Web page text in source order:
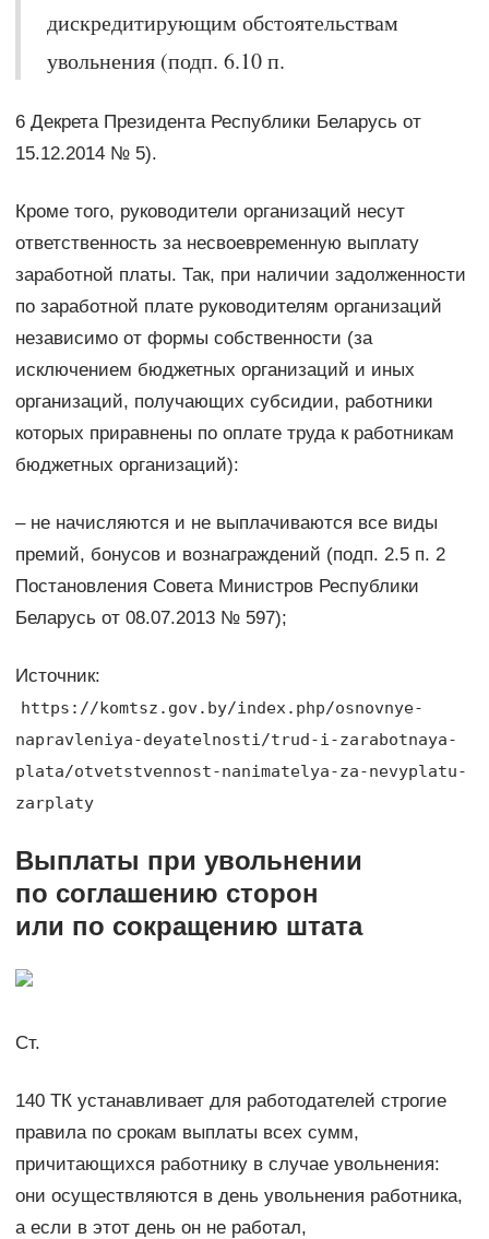
дискредитирующим обстоятельствам
увольнения (подп. 6.10 п.
6 Декрета Президента Республики Беларусь от
15.12.2014 № 5).
Кроме того, руководители организаций несут
ответственность за несвоевременную выплату
заработной платы. Так, при наличии задолженности
по заработной плате руководителям организаций
независимо от формы собственности (за
исключением бюджетных организаций и иных
организаций, получающих субсидии, работники
которых приравнены по оплате труда к работникам
бюджетных организаций):
– не начисляются и не выплачиваются все виды
премий, бонусов и вознаграждений (подп. 2.5 п. 2
Постановления Совета Министров Республики
Беларусь от 08.07.2013 № 597);
Источник:
https://komtsz.gov.by/index.php/osnovnye-
napravleniya-deyatelnosti/trud-i-zarabotnaya-
plata/otvetstvennost-nanimatelya-za-nevyplatu-
zarplaty
Выплаты при увольнении
по соглашению сторон
или по сокращению штата
Ст.
140 ТК устанавливает для работодателей строгие
правила по срокам выплаты всех сумм,
причитающихся работнику в случае увольнения:
они осуществляются в день увольнения работника,
а если в этот день он не работал,